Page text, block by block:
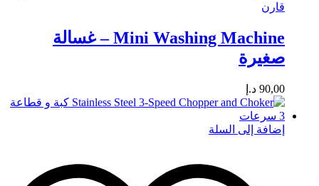
قارن
Mini Washing Machine – غسالة
صغيرة
90,00 د.إ
إضافة إلى السلة